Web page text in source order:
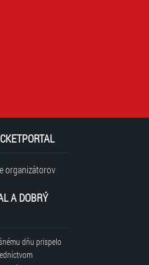
organizátorov
A DOBRÝ
dňu prispelo